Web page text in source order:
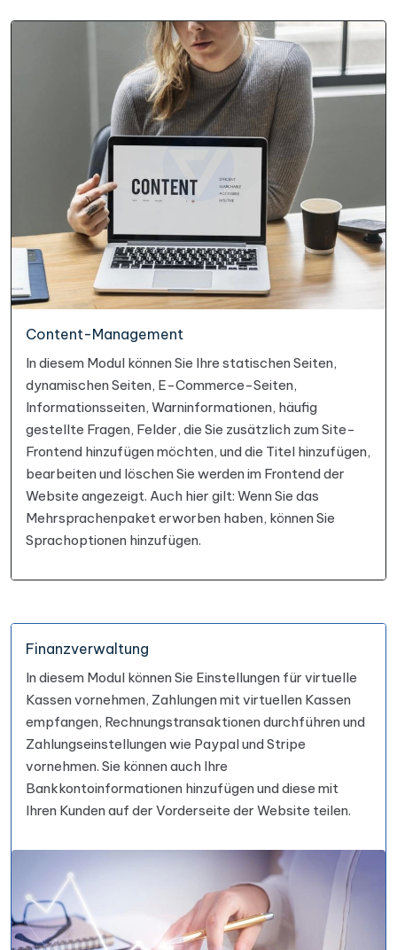
Content-Management
In diesem Modul können Sie Ihre statischen Seiten,
dynamischen Seiten, E-Commerce-Seiten,
Informationsseiten, Warninformationen, häufig
gestellte Fragen, Felder, die Sie zusätzlich zum Site-
Frontend hinzufügen möchten, und die Titel hinzufügen,
bearbeiten und löschen Sie werden im Frontend der
Website angezeigt. Auch hier gilt: Wenn Sie das
Mehrsprachenpaket erworben haben, können Sie
Sprachoptionen hinzufügen.
Finanzverwaltung
In diesem Modul können Sie Einstellungen für virtuelle
Kassen vornehmen, Zahlungen mit virtuellen Kassen
empfangen, Rechnungstransaktionen durchführen und
Zahlungseinstellungen wie Paypal und Stripe
vornehmen. Sie können auch Ihre
Bankkontoinformationen hinzufügen und diese mit
Ihren Kunden auf der Vorderseite der Website teilen.